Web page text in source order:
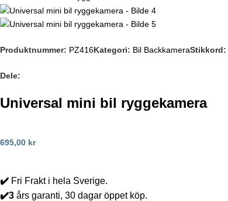
Produktnummer: PZ416Kategori: Bil BackkameraStikkord:
Dele:
Universal mini bil ryggekamera
695,00 kr
✔️ Fri Frakt i hela Sverige.
✔️3 års garanti, 30 dagar öppet köp.